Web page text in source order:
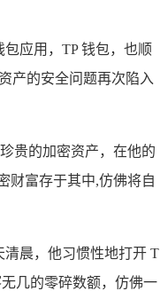
应用，TP 钱包，也顺
产的安全问题再次陷入
贵的加密资产，在他的
财富存于其中,仿佛将自
晨，他习惯性地打开 T
几的零碎数额，仿佛一